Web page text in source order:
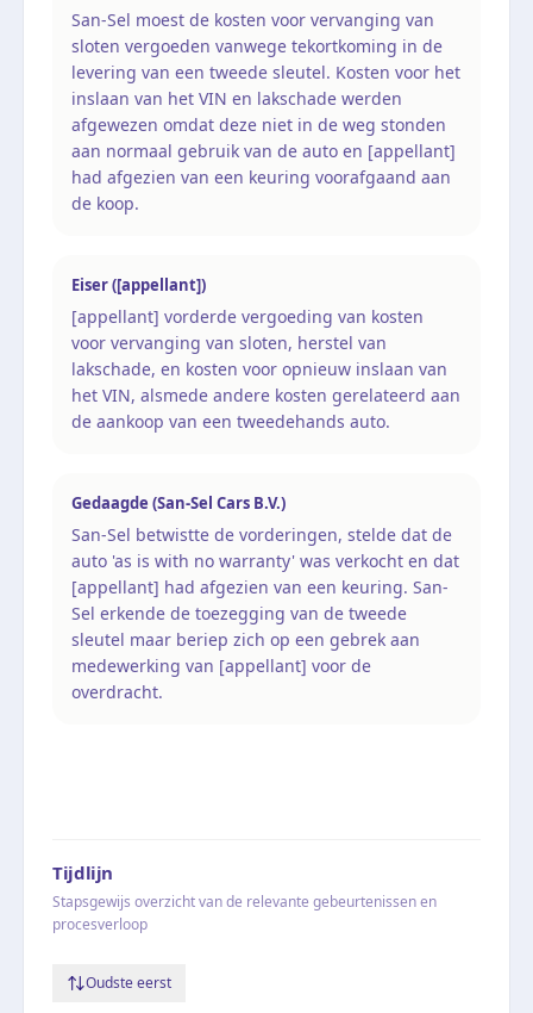
San-Sel moest de kosten voor vervanging van
sloten vergoeden vanwege tekortkoming in de
levering van een tweede sleutel. Kosten voor het
inslaan van het VIN en lakschade werden
afgewezen omdat deze niet in de weg stonden
aan normaal gebruik van de auto en [appellant]
had afgezien van een keuring voorafgaand aan
de koop.
Eiser ([appellant])
[appellant] vorderde vergoeding van kosten
voor vervanging van sloten, herstel van
lakschade, en kosten voor opnieuw inslaan van
het VIN, alsmede andere kosten gerelateerd aan
de aankoop van een tweedehands auto.
Gedaagde (San-Sel Cars B.V.)
San-Sel betwistte de vorderingen, stelde dat de
auto 'as is with no warranty' was verkocht en dat
[appellant] had afgezien van een keuring. San-
Sel erkende de toezegging van de tweede
sleutel maar beriep zich op een gebrek aan
medewerking van [appellant] voor de
overdracht.
Tijdlijn
Stapsgewijs overzicht van de relevante gebeurtenissen en
procesverloop
Oudste eerst